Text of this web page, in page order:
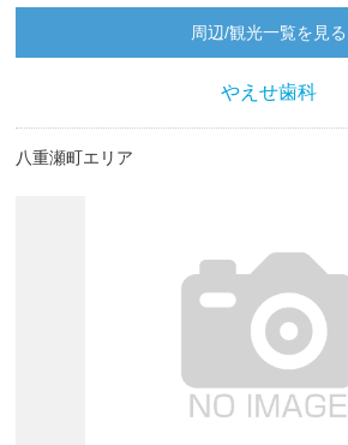
周辺/観光一覧を見る
やえせ歯科
八重瀬町エリア